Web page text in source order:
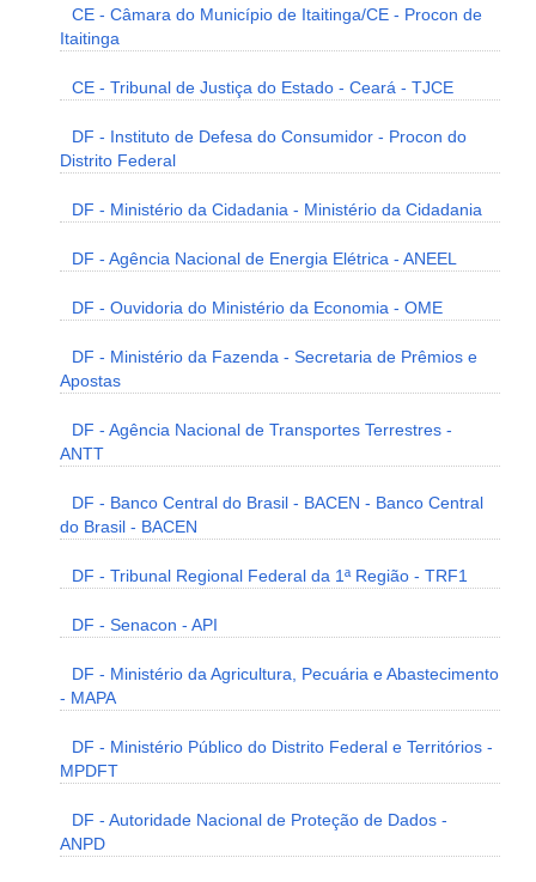
CE - Câmara do Município de Itaitinga/CE - Procon de
Itaitinga
CE - Tribunal de Justiça do Estado - Ceará - TJCE
DF - Instituto de Defesa do Consumidor - Procon do
Distrito Federal
DF - Ministério da Cidadania - Ministério da Cidadania
DF - Agência Nacional de Energia Elétrica - ANEEL
DF - Ouvidoria do Ministério da Economia - OME
DF - Ministério da Fazenda - Secretaria de Prêmios e
Apostas
DF - Agência Nacional de Transportes Terrestres -
ANTT
DF - Banco Central do Brasil - BACEN - Banco Central
do Brasil - BACEN
DF - Tribunal Regional Federal da 1ª Região - TRF1
DF - Senacon - API
DF - Ministério da Agricultura, Pecuária e Abastecimento
- MAPA
DF - Ministério Público do Distrito Federal e Territórios -
MPDFT
DF - Autoridade Nacional de Proteção de Dados -
ANPD